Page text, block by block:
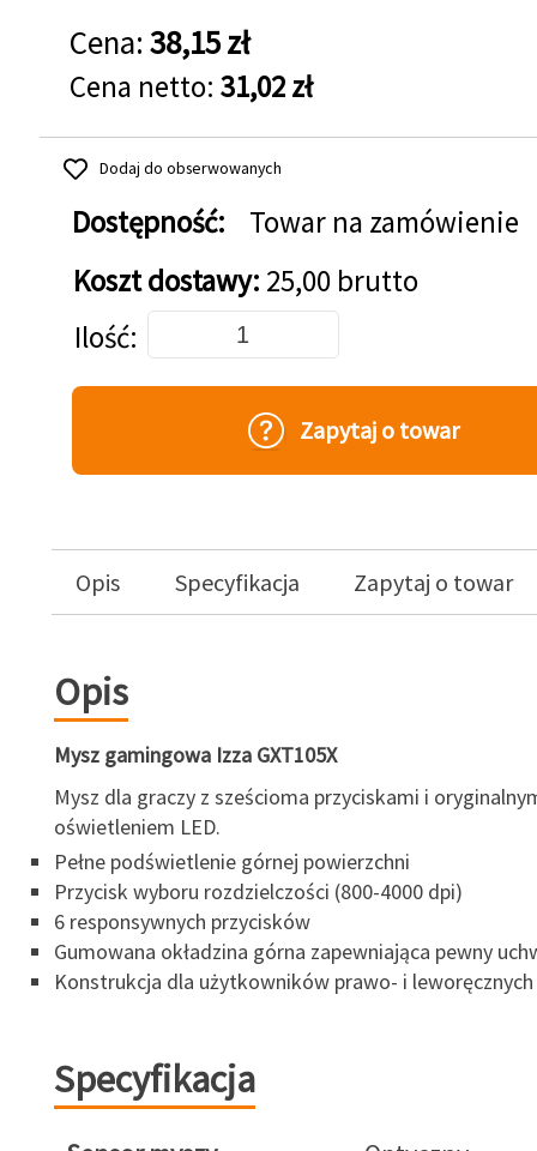
Cena: 38,15 zł
Cena netto: 31,02 zł
Dodaj do obserwowanych
Dostępność:
Towar na zamówienie
Koszt dostawy: 25,00 brutto
Dodaj do koszyka
Ilość
Zapytaj o towar
Opis Specyfikacja Zapytaj o towar
Opis
Mysz gamingowa Izza GXT105X
Mysz dla graczy z sześcioma przyciskami i
oświetleniem LED.
Pełne podświetlenie górnej powierzchni
Przycisk wyboru rozdzielczości (800-4000 dpi)
6 responsywnych przycisków
Gumowana okładzina górna zapewniająca pewny
Konstrukcja dla użytkowników prawo- i leworęcznych
Specyfikacja